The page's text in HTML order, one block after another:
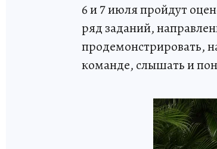
6 и 7 июля пройдут
ряд заданий,
продемонстрировать,
команде, слышать и